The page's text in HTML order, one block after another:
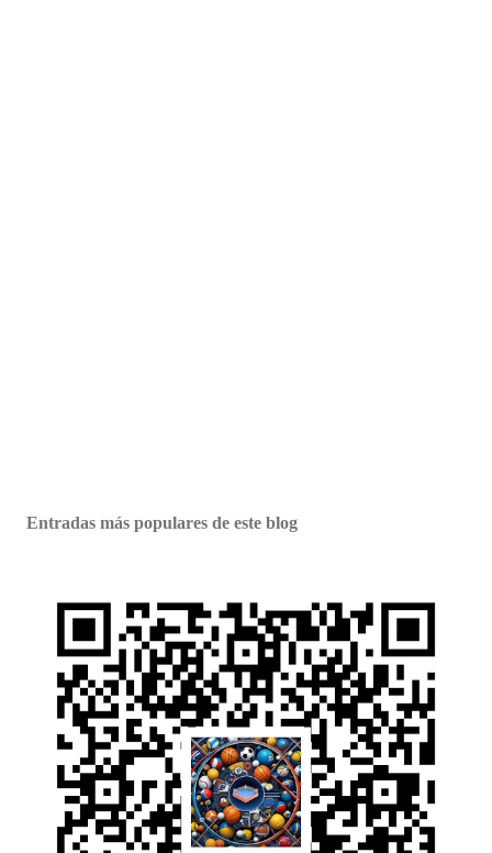
Entradas más populares de este blog